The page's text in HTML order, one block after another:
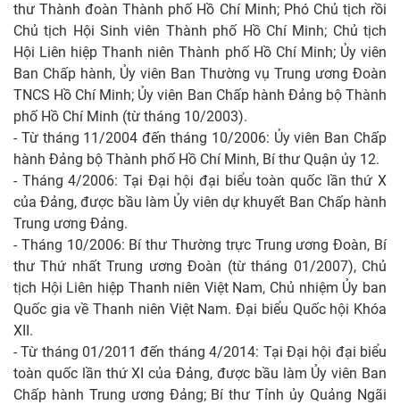
thư Thành đoàn Thành phố Hồ Chí Minh; Phó Chủ tịch rồi
Chủ tịch Hội Sinh viên Thành phố Hồ Chí Minh; Chủ tịch
Hội Liên hiệp Thanh niên Thành phố Hồ Chí Minh; Ủy viên
Ban Chấp hành, Ủy viên Ban Thường vụ Trung ương Đoàn
TNCS Hồ Chí Minh; Ủy viên Ban Chấp hành Đảng bộ Thành
phố Hồ Chí Minh (từ tháng 10/2003).
- Từ tháng 11/2004 đến tháng 10/2006: Ủy viên Ban Chấp
hành Đảng bộ Thành phố Hồ Chí Minh, Bí thư Quận ủy 12.
- Tháng 4/2006: Tại Đại hội đại biểu toàn quốc lần thứ X
của Đảng, được bầu làm Ủy viên dự khuyết Ban Chấp hành
Trung ương Đảng.
- Tháng 10/2006: Bí thư Thường trực Trung ương Đoàn, Bí
thư Thứ nhất Trung ương Đoàn (từ tháng 01/2007), Chủ
tịch Hội Liên hiệp Thanh niên Việt Nam, Chủ nhiệm Ủy ban
Quốc gia về Thanh niên Việt Nam. Đại biểu Quốc hội Khóa
XII.
- Từ tháng 01/2011 đến tháng 4/2014: Tại Đại hội đại biểu
toàn quốc lần thứ XI của Đảng, được bầu làm Ủy viên Ban
Chấp hành Trung ương Đảng; Bí thư Tỉnh ủy Quảng Ngãi